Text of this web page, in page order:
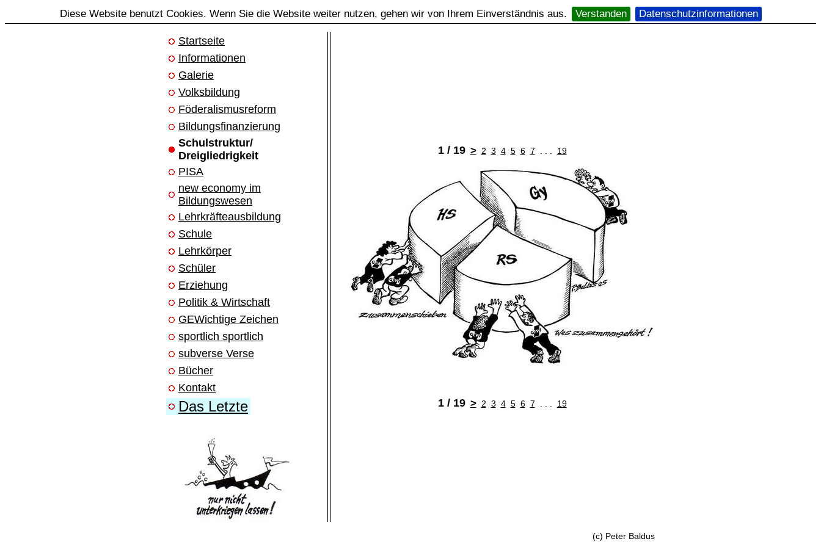
Diese Website benutzt Cookies. Wenn Sie die Website weiter nutzen, gehen wir von Ihrem Einverständnis aus. Verstanden Datenschutzinformationen
Startseite
Informationen
Galerie
Volksbildung
Föderalismusreform
Bildungsfinanzierung
Schulstruktur/
Dreigliedrigkeit
PISA
new economy im
Bildungswesen
Lehrkräfteausbildung
Schule
Lehrkörper
Schüler
Erziehung
Politik & Wirtschaft
GEWichtige Zeichen
sportlich sportlich
subverse Verse
Bücher
Kontakt
Das Letzte
1 / 19 > 2 3 4 5 6 7 19
1 / 19 > 2 3 4 5 6 7 19
(c) Peter Baldus